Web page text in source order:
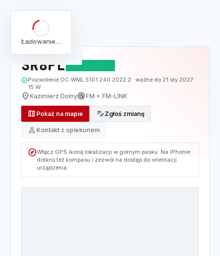
Ładowanie…
SR8PL DZIAŁAJĄCY
verifiedPozwolenie DC.WML.5101.240.2022.2 · ważne do 21 sty 2027 ·
15 W
location_on Kazimierz Dolnyradar FM + FM-LINK
map Pokaż na mapie edit_note Zgłoś zmianę
person Kontakt z opiekunem
exploreWłącz GPS ikoną lokalizacji w górnym pasku. Na iPhonie
dotknij też kompasu i zezwól na dostęp do orientacji
urządzenia.